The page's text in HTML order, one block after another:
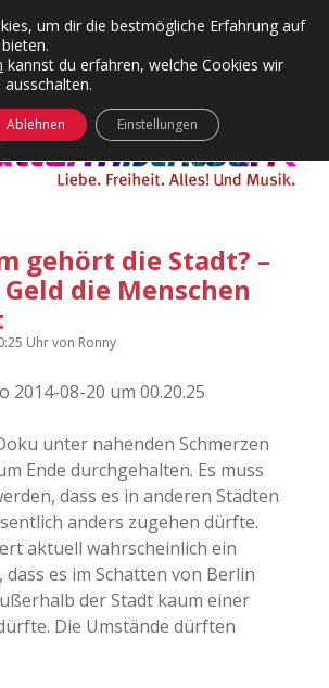
Kategorien
Menü
24 Hours Chilling
Die Wende
KFMW-Disco
Täglicher Sinnwahn
Visuelles
Wandnotizen
KFMW-Disco
Dates
Contact
2012
2013
2014
2015
öffnen
gehört die Stadt? –
die Menschen
Uhrvon Ronny
unter nahenden Schmerzen
Ende durchgehalten. Es muss
dass es in anderen Städten
anders zugehen dürfte.
aktuell wahrscheinlich ein
dass es im Schatten von Berlin
der Stadt kaum einer
Die Umstände dürften
um dir die bestmögliche Erfahrung auf
kannst du erfahren, welche Cookies wir
Ablehnen Einstellungen